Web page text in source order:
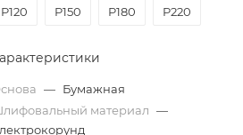
P120 P150 P180 P220
— Бумажная
материал —